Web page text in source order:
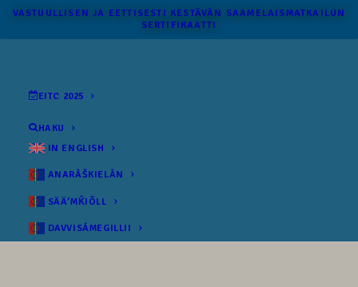
VASTUULLISEN JA EETTISESTI KESTÄVÄN SAAMELAISMATKAILUN
SERTIFIKAATTI
EITC 2025
HAKU
IN ENGLISH
ANARÂŠKIELÂN
SÄÄʹMǨIÕLL
DAVVISÁMEGILLII